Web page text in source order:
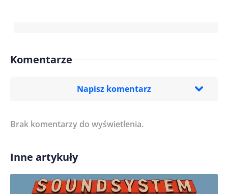
Komentarze
Napisz komentarz
Treść komentarza*
Imię/ Nick*
Brak komentarzy do wyświetlenia.
Inne artykuły